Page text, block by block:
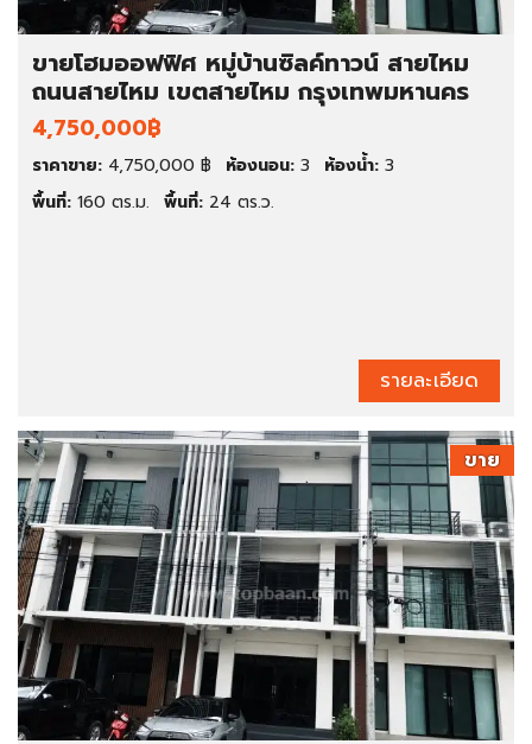
ขายโฮมออฟฟิศ หมู่บ้านซิลค์ทาวน์ สายไหม
ถนนสายไหม เขตสายไหม กรุงเทพมหานคร
4,750,000฿
ราคาขาย: 4,750,000 ฿ ห้องนอน: 3 ห้องน้ำ: 3
พื้นที่: 160 ตร.ม. พื้นที่: 24 ตร.ว.
รายละเอียด
ขาย